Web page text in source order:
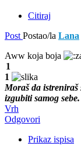
Citiraj
Post Postao/la Lana
Aww koja boja
1
1
Moraš da istreniraš
izgubiti samog sebe.
Vrh
Odgovori
Prikaz ispisa